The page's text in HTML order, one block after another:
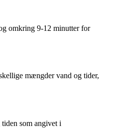
omkring 9-12 minutter for
mængder vand og tider,
som angivet i